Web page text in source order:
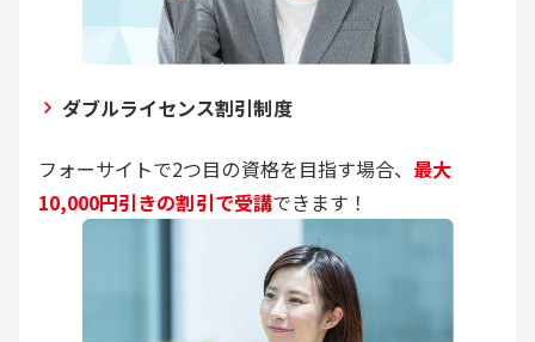
ダブルライセンス割引制度
フォーサイトで2つ目の資格を目指す場合、 最大
10,000円引きの割引で受講できます！